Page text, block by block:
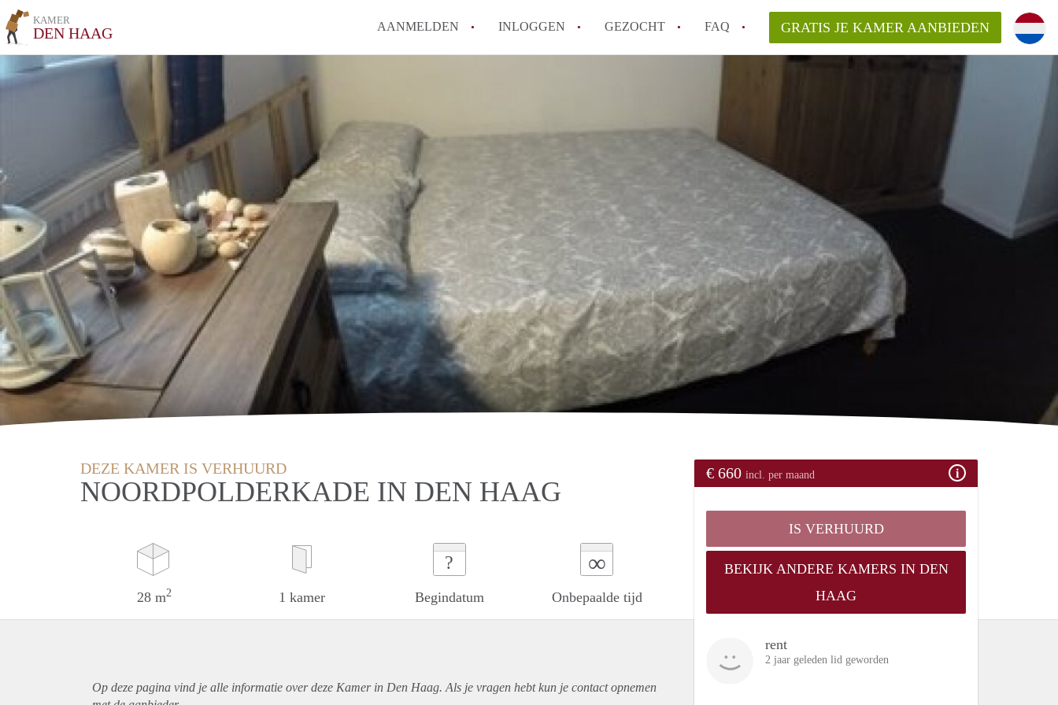
KAMER
DEN HAAG AANMELDEN INLOGGEN GEZOCHT FAQ
Hoeveel kost het om te reageren op een Kamer in Den Haag?
Wat is de privacyverklaring van KamerDenHaag?
Berekent KamerDenHaag makelaarsvergoeding/bemiddelingsvergoeding?
GRATIS JE KAMER AANBIEDEN
DEZE KAMER IS VERHUURD
NOORDPOLDERKADE IN DEN HAAG
28 m2 1 kamer
?
Begindatum
∞
Onbepaalde tijd
€ 660 incl. per maand
IS VERHUURD
BEKIJK ANDERE KAMERS IN DEN
HAAG
rent
2 jaar geleden lid geworden
Op deze pagina vind je alle informatie over deze Kamer in Den Haag. Als je vragen hebt kun je contact opnemen